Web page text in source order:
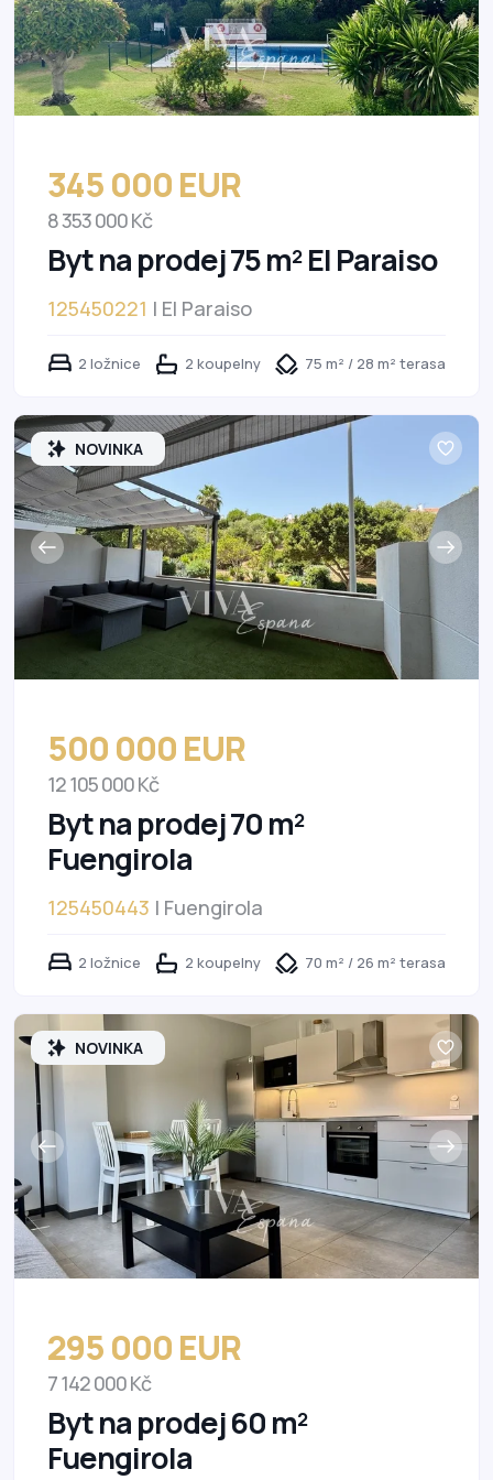
345 000 EUR
8 353 000 Kč
Byt na prodej 75 m² El Paraiso
125450221 | El Paraiso
2 ložnice 2 koupelny 75 m² / 28 m² terasa
NOVINKA
500 000 EUR
12 105 000 Kč
Byt na prodej 70 m²
Fuengirola
125450443 | Fuengirola
2 ložnice 2 koupelny 70 m² / 26 m² terasa
NOVINKA
295 000 EUR
7 142 000 Kč
Byt na prodej 60 m²
Fuengirola